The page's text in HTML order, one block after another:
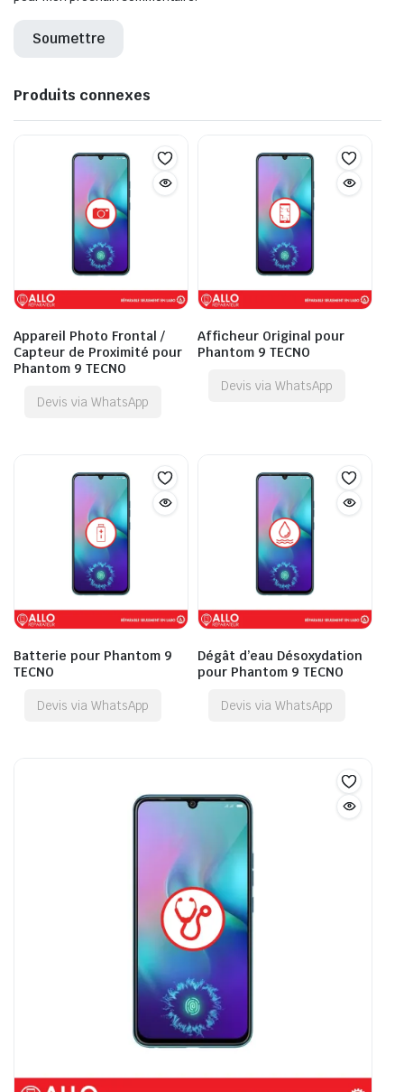
Produits connexes
Appareil Photo Frontal /
Capteur de Proximité pour
Phantom 9 TECNO
Devis via WhatsApp
Afficheur Original pour
Phantom 9 TECNO
Devis via WhatsApp
Batterie pour Phantom 9
TECNO
Devis via WhatsApp
Dégât d’eau Désoxydation
pour Phantom 9 TECNO
Devis via WhatsApp